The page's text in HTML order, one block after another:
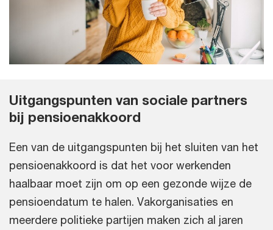
Uitgangspunten van sociale partners
bij pensioenakkoord
Een van de uitgangspunten bij het sluiten van het
pensioenakkoord is dat het voor werkenden
haalbaar moet zijn om op een gezonde wijze de
pensioendatum te halen. Vakorganisaties en
meerdere politieke partijen maken zich al jaren